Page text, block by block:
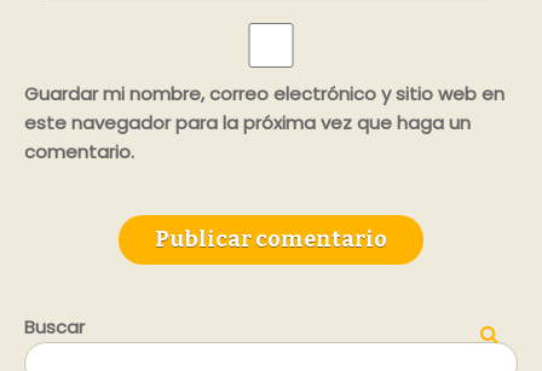
Guardar mi nombre, correo electrónico y sitio web en
este navegador para la próxima vez que haga un
comentario.
Buscar